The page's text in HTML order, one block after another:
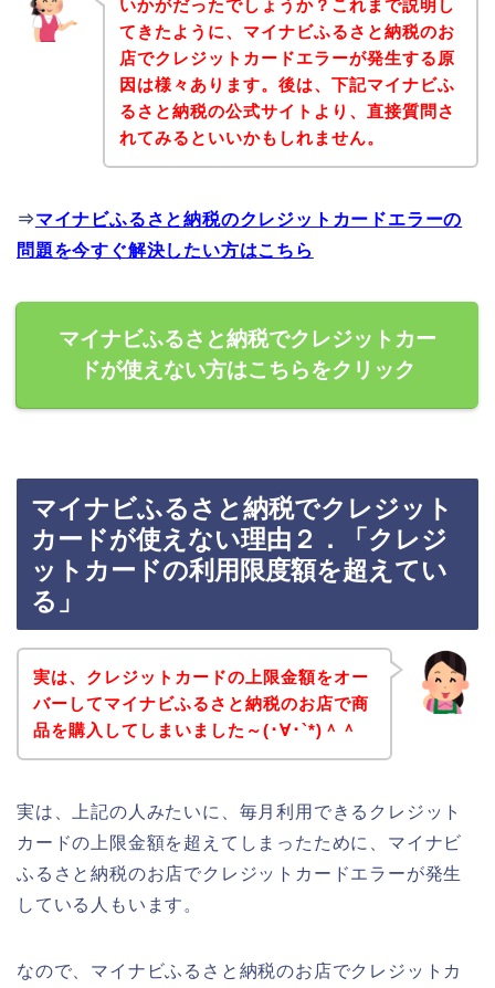
いかがだったでしょうか？これまで説明し
てきたように、マイナビふるさと納税のお
店でクレジットカードエラーが発生する原
因は様々あります。後は、下記マイナビふ
るさと納税の公式サイトより、直接質問さ
れてみるといいかもしれません。
⇒マイナビふるさと納税のクレジットカードエラーの
問題を今すぐ解決したい方はこちら
マイナビふるさと納税でクレジットカー
ドが使えない方はこちらをクリック
マイナビふるさと納税でクレジット
カードが使えない理由２．「クレジ
ットカードの利用限度額を超えてい
る」
実は、クレジットカードの上限金額をオー
バーしてマイナビふるさと納税のお店で商
品を購入してしまいました～(･∀･`*)＾＾
実は、上記の人みたいに、毎月利用できるクレジット
カードの上限金額を超えてしまったために、マイナビ
ふるさと納税のお店でクレジットカードエラーが発生
している人もいます。
なので、マイナビふるさと納税のお店でクレジットカ